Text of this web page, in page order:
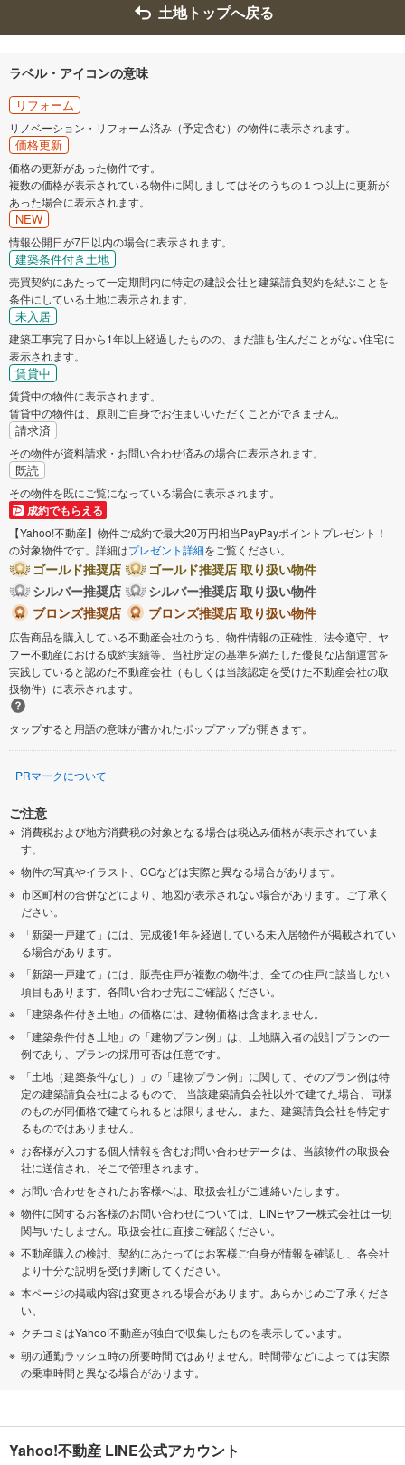
土地トップへ戻る
ラベル・アイコンの意味
リフォーム
リノベーション・リフォーム済み（予定含む）の物件に表示されます。
価格更新
価格の更新があった物件です。
複数の価格が表示されている物件に関しましてはそのうちの１つ以上に更新が
あった場合に表示されます。
NEW
情報公開日が7日以内の場合に表示されます。
建築条件付き土地
売買契約にあたって一定期間内に特定の建設会社と建築請負契約を結ぶことを
条件にしている土地に表示されます。
未入居
建築工事完了日から1年以上経過したものの、まだ誰も住んだことがない住宅に
表示されます。
賃貸中
賃貸中の物件に表示されます。
賃貸中の物件は、原則ご自身でお住まいいただくことができません。
請求済
その物件が資料請求・お問い合わせ済みの場合に表示されます。
既読
その物件を既にご覧になっている場合に表示されます。
成約でもらえる
【Yahoo!不動産】物件ご成約で最大20万円相当PayPayポイントプレゼント！
の対象物件です。詳細はプレゼント詳細をご覧ください。
ゴールド推奨店
ゴールド推奨店 取り扱い物件
シルバー推奨店
シルバー推奨店 取り扱い物件
ブロンズ推奨店
ブロンズ推奨店 取り扱い物件
広告商品を購入している不動産会社のうち、物件情報の正確性、法令遵守、ヤ
フー不動産における成約実績等、当社所定の基準を満たした優良な店舗運営を
実践していると認めた不動産会社（もしくは当該認定を受けた不動産会社の取
扱物件）に表示されます。
タップすると用語の意味が書かれたポップアップが開きます。
PRマークについて
ご注意
消費税および地方消費税の対象となる場合は税込み価格が表示されていま
す。
物件の写真やイラスト、CGなどは実際と異なる場合があります。
市区町村の合併などにより、地図が表示されない場合があります。ご了承く
ださい。
「新築一戸建て」には、完成後1年を経過している未入居物件が掲載されてい
る場合があります。
「新築一戸建て」には、販売住戸が複数の物件は、全ての住戸に該当しない
項目もあります。各問い合わせ先にご確認ください。
「建築条件付き土地」の価格には、建物価格は含まれません。
「建築条件付き土地」の「建物プラン例」は、土地購入者の設計プランの一
例であり、プランの採用可否は任意です。
「土地（建築条件なし）」の「建物プラン例」に関して、そのプラン例は特
定の建築請負会社によるもので、 当該建築請負会社以外で建てた場合、同様
のものが同価格で建てられるとは限りません。また、建築請負会社を特定す
るものではありません。
お客様が入力する個人情報を含むお問い合わせデータは、当該物件の取扱会
社に送信され、そこで管理されます。
お問い合わせをされたお客様へは、取扱会社がご連絡いたします。
物件に関するお客様のお問い合わせについては、LINEヤフー株式会社は一切
関与いたしません。取扱会社に直接ご確認ください。
不動産購入の検討、契約にあたってはお客様ご自身が情報を確認し、各会社
より十分な説明を受け判断してください。
本ページの掲載内容は変更される場合があります。あらかじめご了承くださ
い。
クチコミはYahoo!不動産が独自で収集したものを表示しています。
朝の通勤ラッシュ時の所要時間ではありません。時間帯などによっては実際
の乗車時間と異なる場合があります。
Yahoo!不動産 LINE公式アカウント